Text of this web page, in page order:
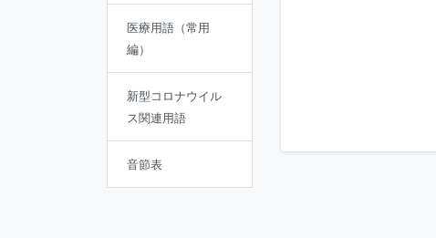
医療用語（常用
編）
新型コロナウイル
ス関連用語
音節表